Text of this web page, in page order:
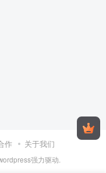
作 关于我们
强力驱动.